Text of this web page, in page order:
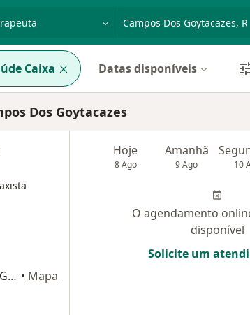
Caixa Datas disponíveis
Dos Goytacazes
Rua Salvador Corrêa 24, Campos Dos Goytacazes • Mapa
Hoje
8 Ago
Amanhã
9 Ago 10
O agendamento
disponível
Solicite um